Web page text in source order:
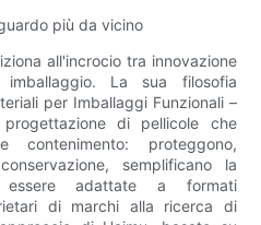
più da vicino
all'incrocio tra innovazione
La sua filosofia
per Imballaggi Funzionali –
di pellicole che
proteggono,
semplificano la
essere adattate a formati
di marchi alla ricerca di